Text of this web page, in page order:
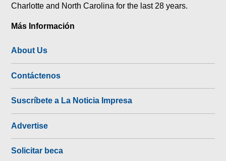
Charlotte and North Carolina for the last 28 years.
Más Información
About Us
Contáctenos
Suscríbete a La Noticia Impresa
Advertise
Solicitar beca